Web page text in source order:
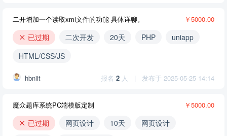
二开增加一个读取xml文件的功能 具体详聊。 ￥5000.00
已过期 二次开发 20天 PHP
uniapp
HTML/CSS/JS
hbniit 报名 2 人 | 发布于 2025-05-25 14:14
魔众题库系统PC端模版定制 ￥5000.00
已过期 网页设计 10天
网页设计